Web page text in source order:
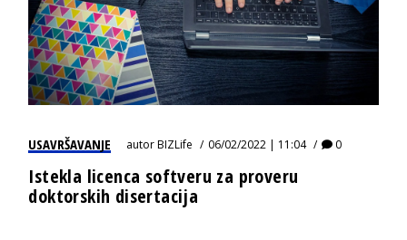
USAVRŠAVANJE autorBIZLife 06/02/2022 | 11:04 0
Istekla licenca softveru za proveru
doktorskih disertacija